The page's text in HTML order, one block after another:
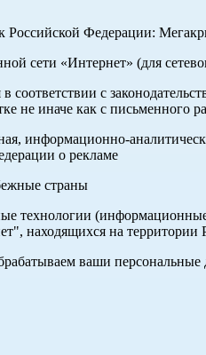
Российской Федерации:
сети «Интернет» (для
соответствии с
не иначе как с письменного
о рекламе
страны
технологии
находящихся на
ваши